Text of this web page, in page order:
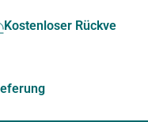
Kostenloser Rückversand